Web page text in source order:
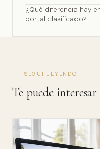
¿Qué diferencia hay
portal clasificado?
SEGUÍ LEYENDO
Te puede interesar